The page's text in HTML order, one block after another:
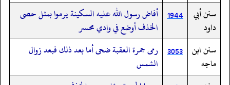
سنن أبي
داود
1944 أفاض رسول الله عليه السكينة يرموا بمثل حصى
الخذف أوضع في وادي محسر
سنن ابن
ماجه
3053 رمى جمرة العقبة ضحى أما بعد ذلك فبعد زوال
الشمس